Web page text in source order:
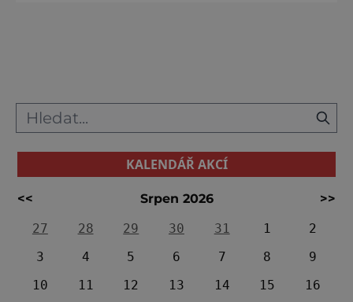
KALENDÁŘ AKCÍ
<< Srpen 2026
>>
27
28 29 30 31 1
2
3
4 5 6 7 8
9
10
11 12 13 14 15
16